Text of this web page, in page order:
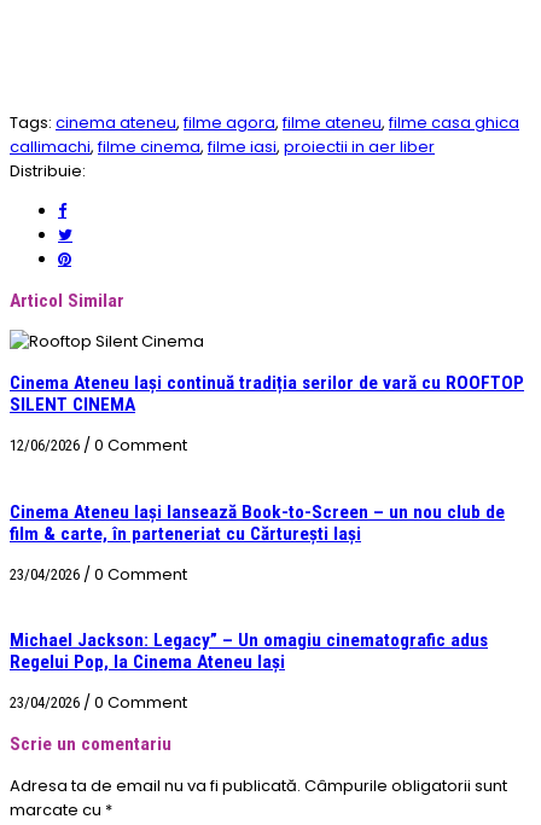
Tags: cinema ateneu,filme agora,filme ateneu,filme casa ghica
callimachi,filme cinema,filme iasi, proiectii in aer liber
Distribuie:
Articol Similar
Cinema Ateneu Iași continuă tradiția serilor de vară cu ROOFTOP
SILENT CINEMA
12/06/2026 / 0 Comment
Cinema Ateneu Iași lansează Book-to-Screen – un nou club de
film & carte, în parteneriat cu Cărturești Iași
23/04/2026 /0 Comment
Michael Jackson: Legacy” – Un omagiu cinematografic adus
Regelui Pop, la Cinema Ateneu Iași
23/04/2026 / 0 Comment
Scrie un comentariu
Adresa ta de email nu va fi publicată. Câmpurile obligatorii sunt
marcate cu *